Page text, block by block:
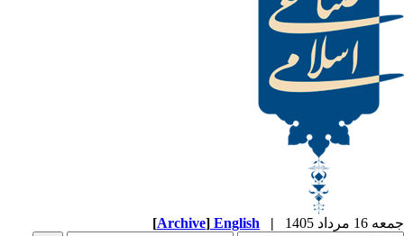
|
English
[ Archive